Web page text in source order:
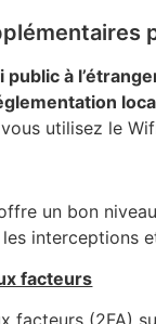
à
utilisez le
un bon
interceptions
facteurs